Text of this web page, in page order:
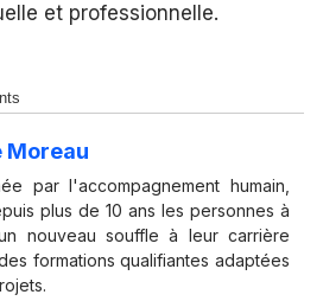
et professionnelle.
Moreau
par l'accompagnement humain,
plus de 10 ans les personnes à
nouveau souffle à leur carrière
formations qualifiantes adaptées